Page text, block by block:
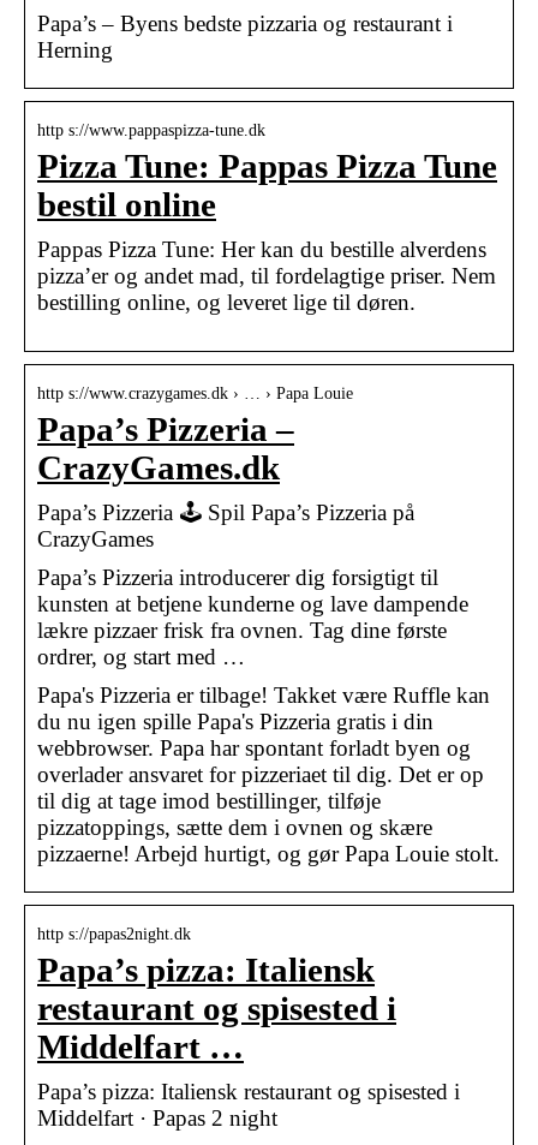
Papa’s – Byens bedste pizzaria og restaurant i
Herning
http s://www.pappaspizza-tune.dk
Pizza Tune: Pappas Pizza Tune
bestil online
Pappas Pizza Tune: Her kan du bestille alverdens
pizza’er og andet mad, til fordelagtige priser. Nem
bestilling online, og leveret lige til døren.
http s://www.crazygames.dk › … › Papa Louie
Papa’s Pizzeria –
CrazyGames.dk
Papa’s Pizzeria 🕹️ Spil Papa’s Pizzeria på
CrazyGames
Papa’s Pizzeria introducerer dig forsigtigt til
kunsten at betjene kunderne og lave dampende
lækre pizzaer frisk fra ovnen. Tag dine første
ordrer, og start med …
Papa's Pizzeria er tilbage! Takket være Ruffle kan
du nu igen spille Papa's Pizzeria gratis i din
webbrowser. Papa har spontant forladt byen og
overlader ansvaret for pizzeriaet til dig. Det er op
til dig at tage imod bestillinger, tilføje
pizzatoppings, sætte dem i ovnen og skære
pizzaerne! Arbejd hurtigt, og gør Papa Louie stolt.
http s://papas2night.dk
Papa’s pizza: Italiensk
restaurant og spisested i
Middelfart …
Papa’s pizza: Italiensk restaurant og spisested i
Middelfart · Papas 2 night